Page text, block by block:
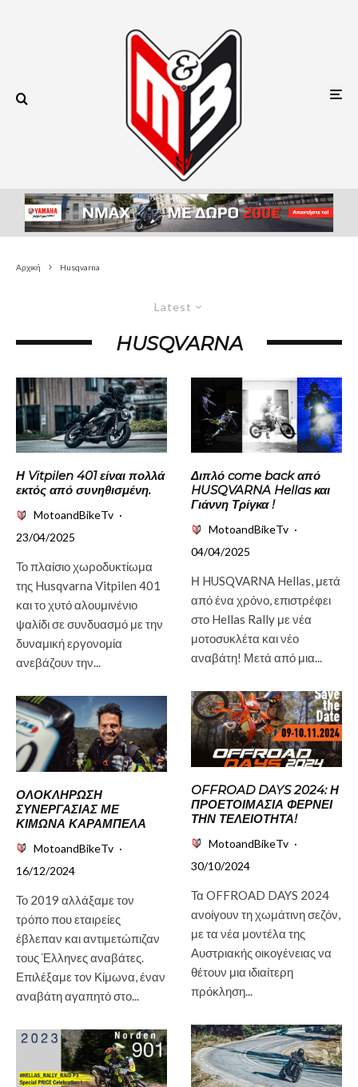
Αρχική Husqvarna
Latest
HUSQVARNA
Η Vitpilen 401 είναι πολλά
εκτός από συνηθισμένη.
MotoandBikeTv ·
23/04/2025
Το πλαίσιο χωροδυκτίωμα
της Husqvarna Vitpilen 401
και το χυτό αλουμινένιο
ψαλίδι σε συνδυασμό με την
δυναμική εργονομία
ανεβάζουν την...
ΟΛΟΚΛΗΡΩΣΗ
ΣΥΝΕΡΓΑΣΙΑΣ ΜΕ
ΚΙΜΩΝΑ ΚΑΡΑΜΠΕΛΑ
MotoandBikeTv ·
16/12/2024
Το 2019 αλλάξαμε τον
τρόπο που εταιρείες
έβλεπαν και αντιμετώπιζαν
τους Έλληνες αναβάτες.
Επιλέξαμε τον Κίμωνα, έναν
αναβάτη αγαπητό στο...
Διπλό come back από
HUSQVARNA Hellas και
Γιάννη Τρίγκα !
MotoandBikeTv ·
04/04/2025
Η HUSQVARNA Hellas, μετά
από ένα χρόνο, επιστρέφει
στο Hellas Rally με νέα
μοτοσυκλέτα και νέο
αναβάτη! Μετά από μια...
OFFROAD DAYS 2024: Η
ΠΡΟΕΤΟΙΜΑΣΙΑ ΦΕΡΝΕΙ
ΤΗΝ ΤΕΛΕΙΟΤΗΤΑ!
MotoandBikeTv ·
30/10/2024
Τα OFFROAD DAYS 2024
ανοίγουν τη χωμάτινη σεζόν,
με τα νέα μοντέλα της
Αυστριακής οικογένειας να
θέτουν μια ιδιαίτερη
πρόκληση...